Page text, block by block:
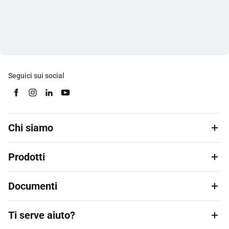
Seguici sui social
Chi siamo
Prodotti
Documenti
Ti serve aiuto?